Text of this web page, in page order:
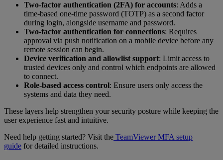
Two-factor authentication (2FA) for accounts: Adds a
time-based one-time password (TOTP) as a second factor
during login, alongside username and password.
Two-factor authentication for connections: Requires
approval via push notification on a mobile device before any
remote session can begin.
Device verification and allowlist support: Limit access to
trusted devices only and control which endpoints are allowed
to connect.
Role-based access control: Ensure users only access the
systems and data they need.
These layers help strengthen your security posture while keeping the
user experience fast and intuitive.
Need help getting started? Visit the TeamViewer MFA setup
guide for detailed instructions.